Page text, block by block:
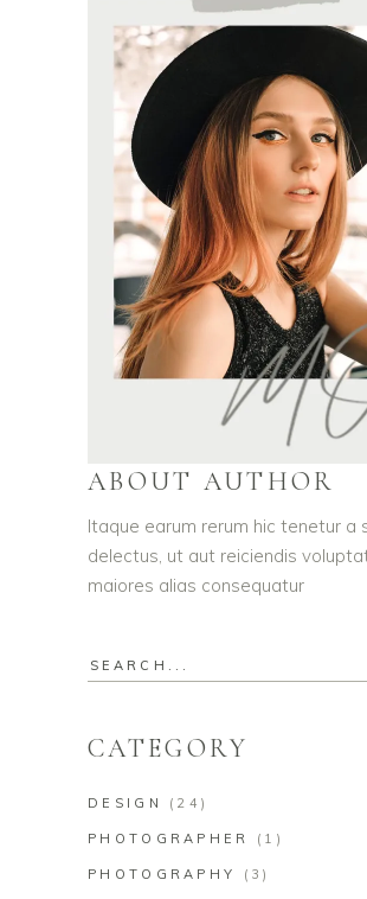
ABOUT AUTHOR
Itaque earum rerum hic tenetur a
delectus, ut aut reiciendis
maiores alias consequatur
Search
CATEGORY
DESIGN (24)
PHOTOGRAPHER (1)
PHOTOGRAPHY (3)